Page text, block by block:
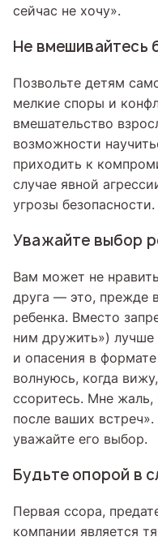
сейчас не хочу».
Не вмешивайтесь
Позвольте детям
мелкие споры и
вмешательство
возможности
приходить к
случае явной
угрозы безопасности.
Уважайте выбор
Вам может не
друга — это, прежде
ребенка. Вместо
ним дружить») лучше
и опасения в
волнуюсь, когда
ссоритесь. Мне жаль,
после ваших
уважайте его выбор.
Будьте опорой в
Первая ссора,
компании является